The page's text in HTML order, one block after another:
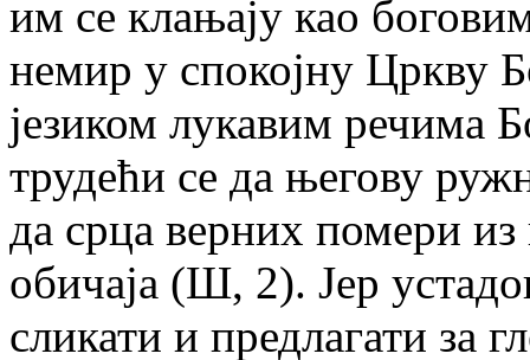
им се клањају као
немир у спокојну Цркву
језиком лукавим речима
трудећи се да његову
да срца верних помери
обичаја (Ш, 2). Јер
сликати и предлагати за